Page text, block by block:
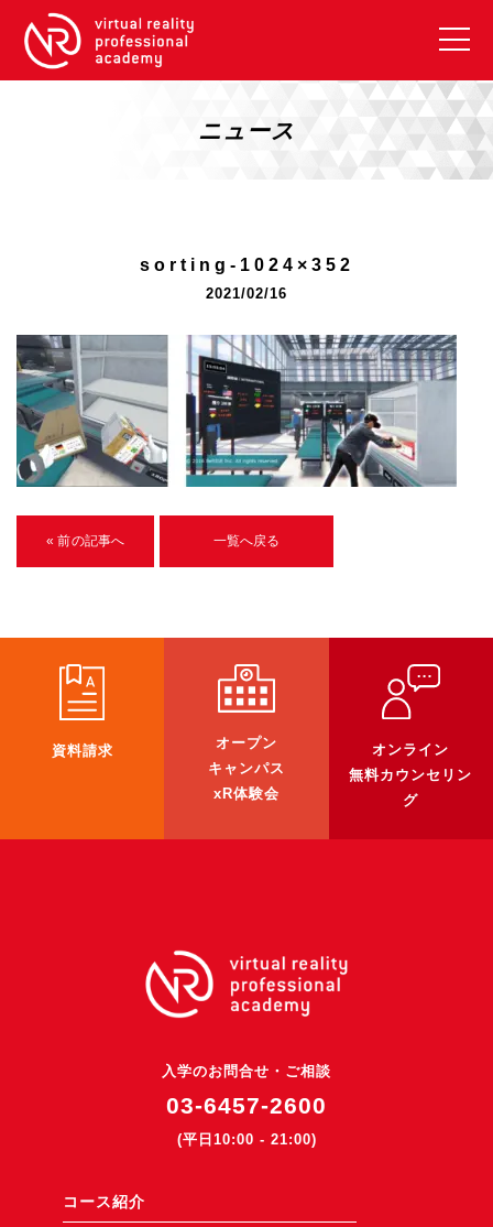
VRアカデミーとは
【2026年10月】ARエキスパートコース
【2026年10月】XRプロフェッショナル
《リスキリング補助金コース》
リスキリング補助金対象コース説明
《SDGs》
入学案内
イベント
ブログ
アクセスマップ
3D Gaussian Splatting アプリ開発研修
MR体験型研修プラットフォーム『LegacyLink XR』2025年10月
ニュース
sorting-1024×352
2021/02/16
« 前の記事へ 一覧へ戻る
資料請求
オープン
キャンパス
xR体験会
オンライン
無料カウンセリン
グ
入学のお問合せ・ご相談
03-6457-2600
(平日10:00 - 21:00)
コース紹介